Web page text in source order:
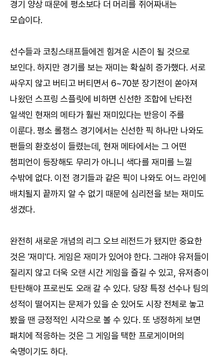
경기 양상 때문에 평소보다 더 머리를 쥐어짜내는
모습이다.
선수들과 코칭스태프들에겐 힘겨운 시즌이 될 것으로
보인다. 하지만 경기를 보는 재미는 확실히 증가했다. 서로
싸우지 않고 버티고 버티면서 6~70분 장기전이 쏟아져
나왔던 스프링 스플릿에 비하면 신선한 조합에 난타전
일색인 현재의 메타가 훨씬 재미있다는 반응이 주를
이룬다. 평소 롤챔스 경기에서는 신선한 픽 하나만 나와도
팬들의 환호성이 들렸는데, 현재 메타에서는 그 어떤
챔피언이 등장해도 무리가 아니니 색다를 재미를 느낄
수밖에 없다. 이전 경기들과 같은 픽이 나와도 어느 라인에
배치될지 끝까지 알 수 없기 때문에 심리전을 보는 재미도
생겼다.
완전히 새로운 개념의 리그 오브 레전드가 됐지만 중요한
것은 '재미'다. 게임은 재미가 있어야 한다. 그래야 유저들이
질리지 않고 더욱 오랜 시간 게임을 즐길 수 있고, 유저층이
탄탄해야 프로씬도 오래 갈 수 있다. 당장 특정 선수나 팀의
성적이 떨어지는 문제가 있을 순 있어도 시장 전체로 놓고
봤을 땐 긍정적인 시각으로 볼 수 있다. 또 냉정하게 보면
패치에 적응하는 것은 그 게임을 택한 프로게이머의
숙명이기도 하다.